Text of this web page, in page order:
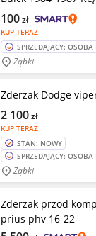
KUP TERAZ
100zł
SPRZEDAJĄCY:
Ząbki
Zderzak Dodge
KUP TERAZ
2 100zł
STAN: NOWY
SPRZEDAJĄCY:
Ząbki
Zderzak przod
prius phv 16-22